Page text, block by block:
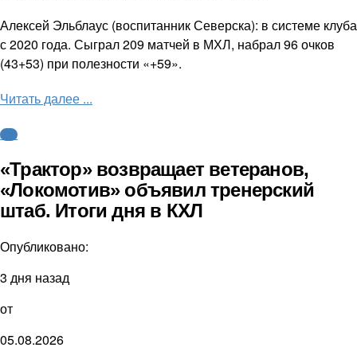
Алексей Эльблаус (воспитанник Северска): в системе клуба
с 2020 года. Сыграл 209 матчей в МХЛ, набрал 96 очков
(43+53) при полезности «+59».
Читать далее ...
КХЛ
«Трактор» возвращает ветеранов,
«Локомотив» объявил тренерский
штаб. Итоги дня в КХЛ
Опубликовано:
3 дня назад
от
05.08.2026